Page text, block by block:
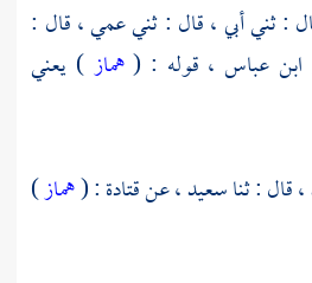
: ثني أبي ، قال : ثني عمي ، قال :
ابن عباس ، قوله : (هماز) يعني
قال : ثناسعيد ،عنقتادة: (هماز)